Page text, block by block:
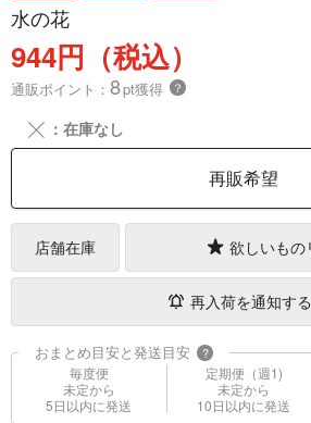
水の花
944円（税込）
通販ポイント： 8pt獲得 ？
╳ ：在庫なし
再販希望
店舗在庫 欲しいもの
再入荷を通知する
おまとめ目安と発送目安 ?
毎度便
未定から
5日以内に発送
定期便（週1)
未定から
10日以内に発送